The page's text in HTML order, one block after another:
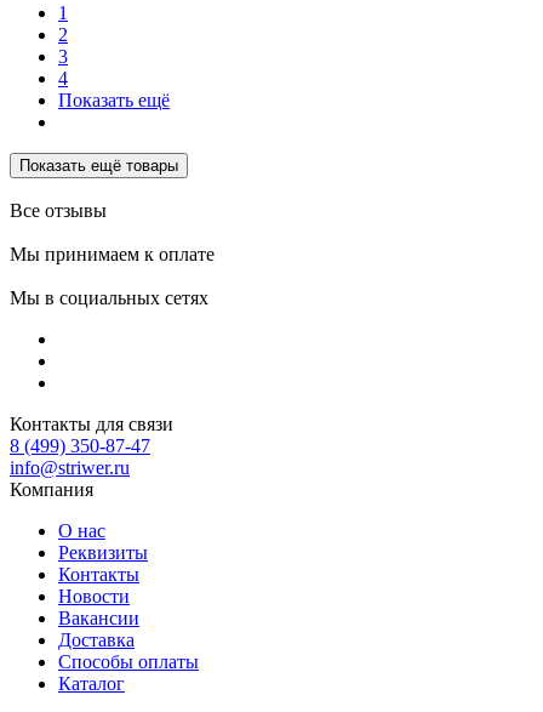
1
2
3
4
Показать ещё
Показать ещё товары
Все отзывы
Мы принимаем к оплате
Мы в социальных сетях
Контакты для связи
8 (499) 350-87-47
info@striwer.ru
Компания
О нас
Реквизиты
Контакты
Новости
Вакансии
Доставка
Способы оплаты
Каталог